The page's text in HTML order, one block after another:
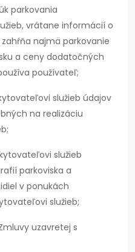
parkovania
vrátane informácií o
najmä parkovanie
a ceny dodatočných
používateľ;
služieb údajov
na realizáciu
služieb
parkoviska a
v ponukách
služieb;
uzavretej s